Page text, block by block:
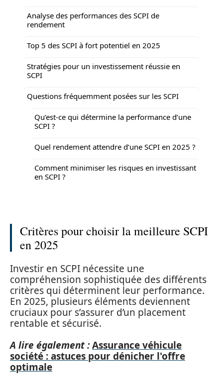
Analyse des performances des SCPI de
rendement
Top 5 des SCPI à fort potentiel en 2025
Stratégies pour un investissement réussie en
SCPI
Questions fréquemment posées sur les SCPI
Qu’est-ce qui détermine la performance d’une
SCPI ?
Quel rendement attendre d’une SCPI en 2025 ?
Comment minimiser les risques en investissant
en SCPI ?
Critères pour choisir la meilleure SCPI
en 2025
Investir en SCPI nécessite une
compréhension sophistiquée des différents
critères qui déterminent leur performance.
En 2025, plusieurs éléments deviennent
cruciaux pour s’assurer d’un placement
rentable et sécurisé.
A lire également :Assurance véhicule
société : astuces pour dénicher l'offre
optimale